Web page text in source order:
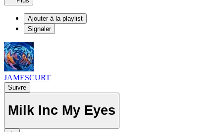
Ajouter à la playlist
Signaler
JAMESCURT
Suivre
Milk Inc My Eyes